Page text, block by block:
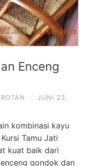
Enceng
·
JUNI 23,
kombinasi kayu
Tamu Jati
kuat baik dari
gondok dan